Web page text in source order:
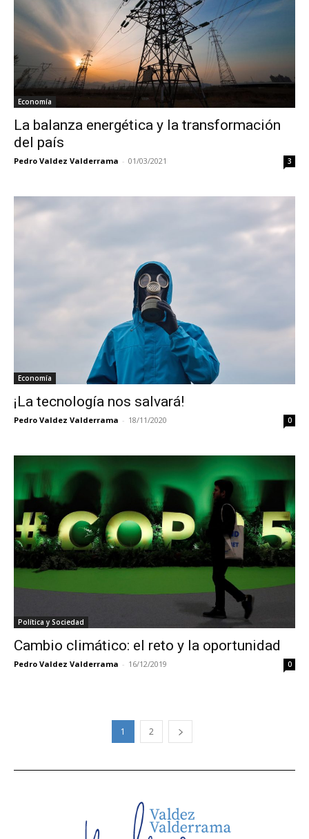
Economía
La balanza energética y la transformación
del país
Pedro Valdez Valderrama - 01/03/2021 3
Economía
¡La tecnología nos salvará!
Pedro Valdez Valderrama - 18/11/2020 0
Política y Sociedad
Cambio climático: el reto y la oportunidad
Pedro Valdez Valderrama - 16/12/2019 0
1 2